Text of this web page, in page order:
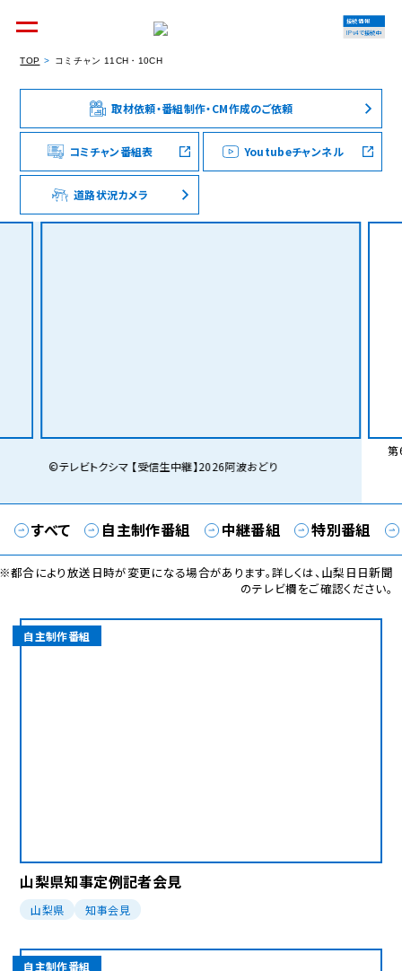
個人のお客様 集合住宅オーナーの方
法人のお客様 料金シミュレーション
接続情報
IPv4で接続中
TOP コミチャン 11CH・10CH
取材依頼・番組制作・CM作成のご依頼
コミチャン番組表 Youtubeチャンネル
道路状況カメラ
©テレビトクシマ 【受信生中継】2026阿波おどり
第
すべて 自主制作番組 中継番組 特別番組
都合により放送日時が変更になる場合があります。詳しくは、山梨日日新聞
のテレビ欄をご確認ください。
自主制作番組
山梨県知事定例記者会見
山梨県 知事会見
自主制作番組